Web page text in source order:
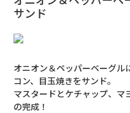
サンド
オニオン＆ペッパーベーグル
コン、目玉焼きをサンド。
マスタードとケチャップ、マ
の完成！